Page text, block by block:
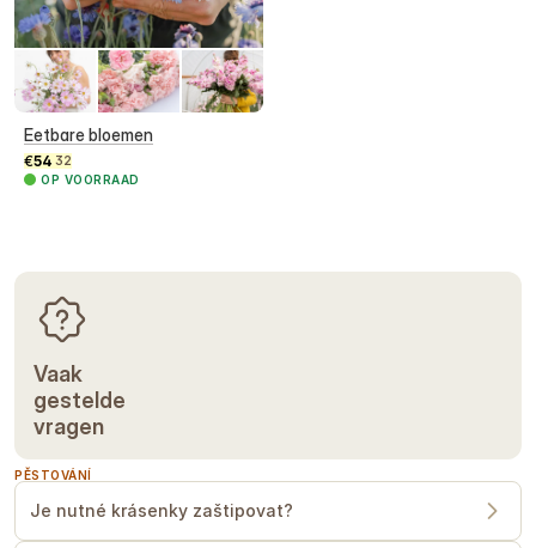
Eetbare bloemen
€54 32
OP VOORRAAD
Vaak
gestelde
vragen
PĚSTOVÁNÍ
Je nutné krásenky zaštipovat?